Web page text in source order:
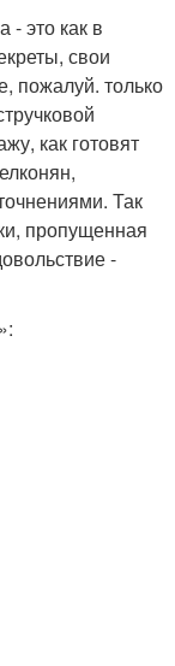
- это как в
свои
пожалуй. только
как готовят
Так
пропущенная
-